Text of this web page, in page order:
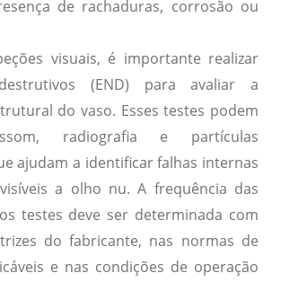
de rachaduras, corrosão ou
visuais, é importante realizar
(END) para avaliar a
do vaso. Esses testes podem
radiografia e partículas
ajudam a identificar falhas internas
a olho nu. A frequência das
testes deve ser determinada com
do fabricante, nas normas de
e nas condições de operação